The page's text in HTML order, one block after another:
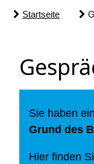
Startseite
Sie haben
Grund des
Hier finden